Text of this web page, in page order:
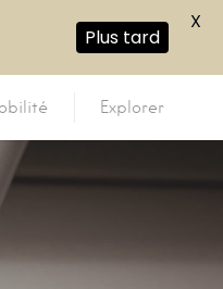
Explorer
Plus tard
X